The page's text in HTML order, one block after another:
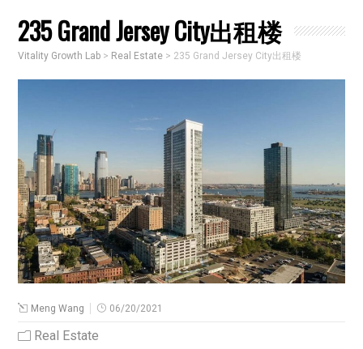
235 Grand Jersey City出租楼
Vitality Growth Lab > Real Estate > 235 Grand Jersey City出租楼
Meng Wang 06/20/2021
Real Estate